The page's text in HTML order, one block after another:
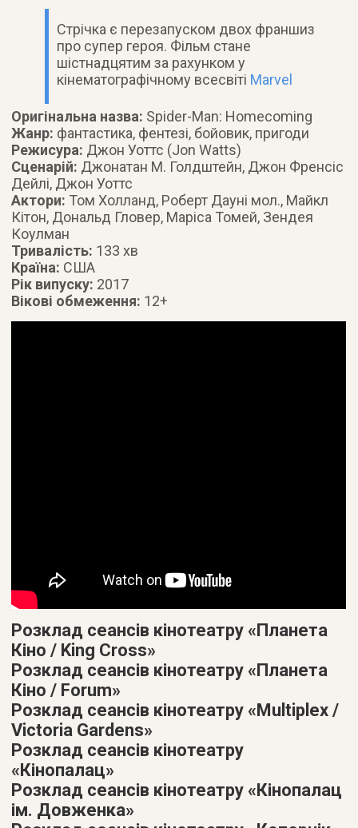
Стрічка є перезапуском двох франшиз
про супер героя. Фільм стане
шістнадцятим за рахунком у
кінематографічному всесвіті Marvel
Оригінальна назва: Spider-Man: Homecoming
Жанр: фантастика, фентезі, бойовик, пригоди
Режисура: Джон Уоттс (Jon Watts)
Сценарій: Джонатан М. Голдштейн, Джон Френсіс
Дейлі, Джон Уоттс
Актори: Том Холланд, Роберт Дауні мол., Майкл
Кітон, Дональд Гловер, Маріса Томей, Зендея
Коулман
Тривалість: 133 хв
Країна: США
Рік випуску: 2017
Вікові обмеження: 12+
Розклад сеансів кінотеатру «Планета
Кіно / King Cross»
Розклад сеансів кінотеатру «Планета
Кіно / Forum»
Розклад сеансів кінотеатру «Multiplex /
Victoria Gardens»
Розклад сеансів кінотеатру
«Кінопалац»
Розклад сеансів кінотеатру «Кінопалац
ім. Довженка»